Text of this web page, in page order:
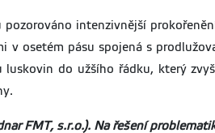
intenzivnější
osetém pásu spojená s
do užšího řádku, který
FMT, s.r.o.). Na řešení